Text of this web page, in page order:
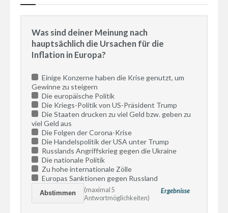
Was sind deiner Meinung nach
hauptsächlich die Ursachen für die
Inflation in Europa?
Einige Konzerne haben die Krise genutzt, um
Gewinne zu steigern
Die europäische Politik
Die Kriegs-Politik von US-Präsident Trump
Die Staaten drucken zu viel Geld bzw. geben zu
viel Geld aus
Die Folgen der Corona-Krise
Die Handelspolitik der USA unter Trump
Russlands Angriffskrieg gegen die Ukraine
Die nationale Politik
Zu hohe internationale Zölle
Europas Sanktionen gegen Russland
Ergebnisse
(maximal 5
Antwortmöglichkeiten)